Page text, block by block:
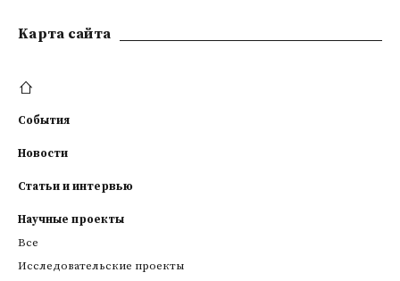
Kарта сайта
События
Новости
Статьи и интервью
Научные проекты
Все
Исследовательские проекты